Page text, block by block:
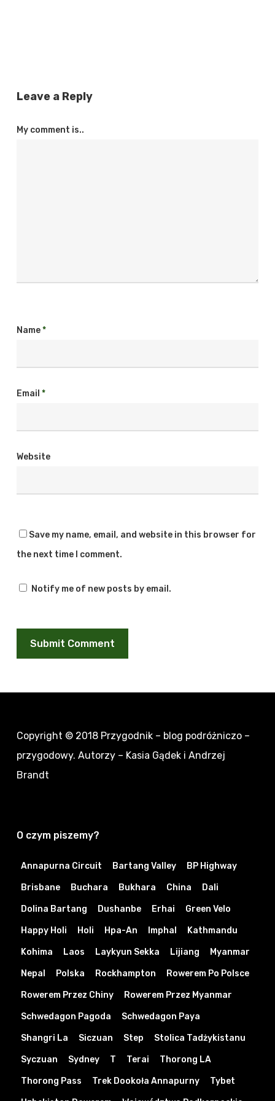
Leave a Reply
My comment is..
Name*
Email *
Website
Save my name, email, and website in this browser for
the next time I comment.
Notify me of new posts by email.
Copyright © 2018 Przygodnik – blog podróżniczo –
przygodowy. Autorzy – Kasia Gądek i Andrzej
Brandt
O czym piszemy?
Annapurna Circuit Bartang Valley BP Highway
Brisbane Buchara Bukhara China Dali
Dolina Bartang Dushanbe Erhai Green Velo
Happy Holi Holi Hpa-An Imphal Kathmandu
Kohima Laos Laykyun Sekka Lijiang Myanmar
Nepal Polska Rockhampton Rowerem Po Polsce
Rowerem Przez Chiny Rowerem Przez Myanmar
Schwedagon Pagoda Schwedagon Paya
Shangri La Siczuan Step Stolica Tadżykistanu
Syczuan Sydney T Terai Thorong LA
Thorong Pass Trek Dookoła Annapurny Tybet